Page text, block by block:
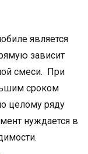
является
зависит
смеси. При
сроком
целому ряду
нуждается в